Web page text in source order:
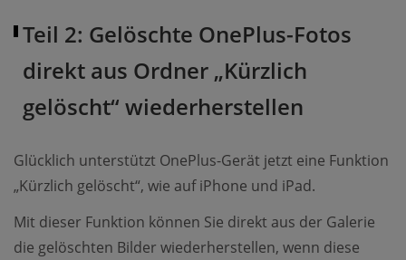
Teil 2: Gelöschte OnePlus-Fotos
direkt aus Ordner „Kürzlich
gelöscht“ wiederherstellen
Glücklich unterstützt OnePlus-Gerät jetzt eine Funktion
„Kürzlich gelöscht“, wie auf iPhone und iPad.
Mit dieser Funktion können Sie direkt aus der Galerie
die gelöschten Bilder wiederherstellen, wenn diese